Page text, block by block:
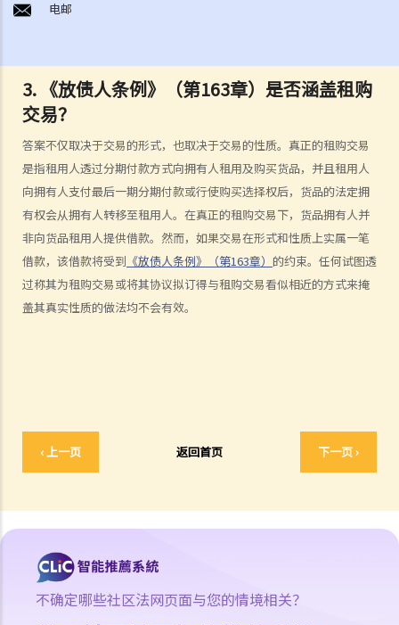
3. 《放债人条例》（第163章）是否涵盖租购
交易？
答案不仅取决于交易的形式，也取决于交易的性质。真正的租购交易
是指租用人透过分期付款方式向拥有人租用及购买货品，并且租用人
向拥有人支付最后一期分期付款或行使购买选择权后，货品的法定拥
有权会从拥有人转移至租用人。在真正的租购交易下，货品拥有人并
非向货品租用人提供借款。然而，如果交易在形式和性质上实属一笔
借款，该借款将受到 《放债人条例》（第163章） 的约束。任何试图透
过称其为租购交易或将其协议拟订得与租购交易看似相近的方式来掩
盖其真实性质的做法均不会有效。
‹ 上一页 返回首页 下一页 ›
3. 放债人的领牌事宜
5. 其他要求
A. 格式要求
B. 借款人提前偿还贷款
C. 非法协议
D. 对放债广告的限制
E. 贷款保证形式的限制
6. 重新商议敲诈性交易
7. 对持牌放债人的投诉
8. 常见问题
1. 质押及当押是甚么?
2. 哪些人需要获得当押商牌照？
3. 申请牌照的资格要求是什么？
5. 借款人和当押物品的资料
A. 借款人资料
B. 拥有人授权将物品当押
6. 经营当押商业务
电邮
不确定哪些社区法网页面与您的情境相关？